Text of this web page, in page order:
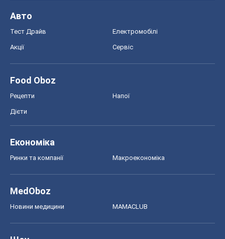
Авто
Тест Драйв Електромобілі
Акції Сервіс
Food Oboz
Рецепти Напої
Дієти
Економіка
Ринки та компанії Макроекономіка
MedOboz
Новини медицини MAMACLUB